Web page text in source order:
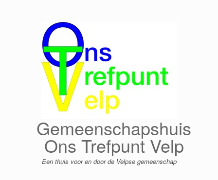
Gemeenschapshuis
Ons Trefpunt Velp
Een thuis voor en door de Velpse gemeenschap